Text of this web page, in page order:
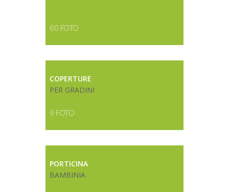
60 FOTO
COPERTURE
PER GRADINI
9 FOTO
PORTICINA
BAMBINIA